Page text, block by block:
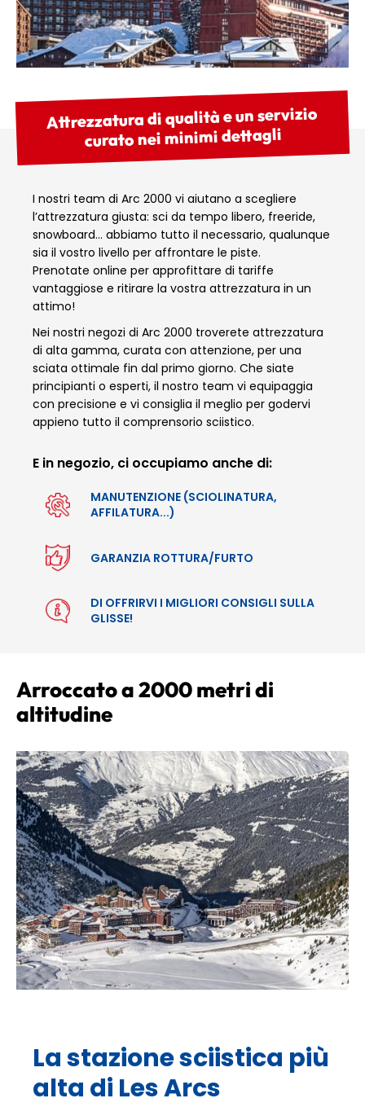
Attrezzatura di qualità e un servizio
curato nei minimi dettagli
I nostri team di Arc 2000 vi aiutano a scegliere
l’attrezzatura giusta: sci da tempo libero, freeride,
snowboard… abbiamo tutto il necessario, qualunque
sia il vostro livello per affrontare le piste.
Prenotate online per approfittare di tariffe
vantaggiose e ritirare la vostra attrezzatura in un
attimo!
Nei nostri negozi di Arc 2000 troverete attrezzatura
di alta gamma, curata con attenzione, per una
sciata ottimale fin dal primo giorno. Che siate
principianti o esperti, il nostro team vi equipaggia
con precisione e vi consiglia il meglio per godervi
appieno tutto il comprensorio sciistico.
E in negozio, ci occupiamo anche di:
MANUTENZIONE (SCIOLINATURA,
AFFILATURA...)
GARANZIA ROTTURA/FURTO
DI OFFRIRVI I MIGLIORI CONSIGLI SULLA
GLISSE!
Arroccato a 2000 metri di
altitudine
La stazione sciistica più
alta di Les Arcs